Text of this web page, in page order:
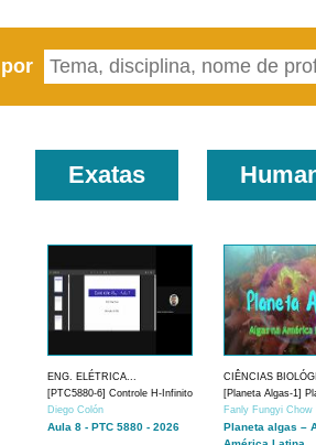
Exatas
ENG. ELÉTRICA...
[PTC5880-6] Controle H-Infinito
Diego Colón
Aula 8 - PTC 5880 - 2026
CIÊNCIAS
[Planeta Algas-1]
Fanly Fungyi Chow
Planeta algas –